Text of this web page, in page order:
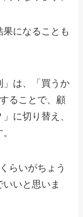
になることも
」は、「買うか
ることで、顧
に切り替え、
らいがちょう
いと思いま